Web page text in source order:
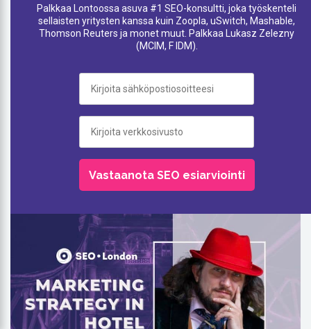
Palkkaa Lontoossa asuva #1 SEO-konsultti, joka työskenteli
sellaisten yritysten kanssa kuin Zoopla, uSwitch, Mashable,
Thomson Reuters ja monet muut. Palkkaa Lukasz Zelezny
(MCIM, F IDM).